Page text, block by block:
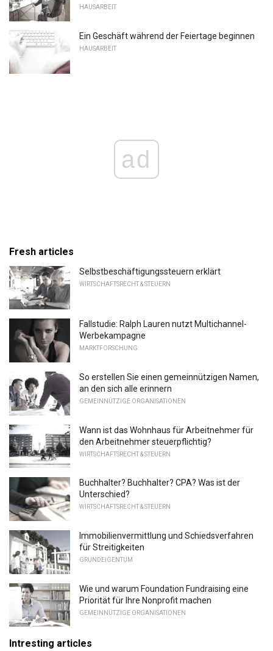
HAUSARBEIT
Ein Geschäft während der Feiertage beginnen
HAUSARBEIT
ad
Fresh articles
Selbstbeschäftigungssteuern erklärt
WIRTSCHAFTSRECHT & STEUERN
Fallstudie: Ralph Lauren nutzt Multichannel-
Werbekampagne
MARKTFORSCHUNG
So erstellen Sie einen gemeinnützigen Namen,
an den sich alle erinnern
GEMEINNÜTZIGE ORGANISATIONEN
Wann ist das Wohnhaus für Arbeitnehmer für
den Arbeitnehmer steuerpflichtig?
WIRTSCHAFTSRECHT & STEUERN
Buchhalter? Buchhalter? CPA? Was ist der
Unterschied?
WIRTSCHAFTSRECHT & STEUERN
Immobilienvermittlung und Schiedsverfahren
für Streitigkeiten
GRUNDEIGENTUM
Wie und warum Foundation Fundraising eine
Priorität für Ihre Nonprofit machen
GEMEINNÜTZIGE ORGANISATIONEN
Intresting articles